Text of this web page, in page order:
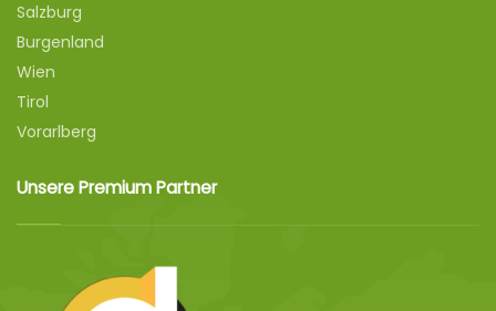
Salzburg
Burgenland
Wien
Tirol
Vorarlberg
Unsere Premium Partner